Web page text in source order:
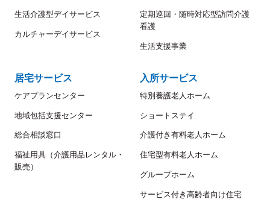
生活介護型デイサービス
カルチャーデイサービス
定期巡回・随時対応型訪問介護
看護
生活支援事業
居宅サービス
ケアプランセンター
地域包括支援センター
総合相談窓口
福祉用具（介護用品レンタル・
販売）
入所サービス
特別養護老人ホーム
ショートステイ
介護付き有料老人ホーム
住宅型有料老人ホーム
グループホーム
サービス付き高齢者向け住宅